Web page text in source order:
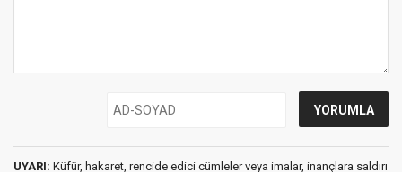
UYARI: Küfür, hakaret, rencide edici cümleler veya imalar, inançlara saldırı